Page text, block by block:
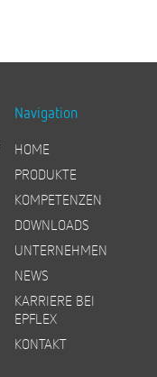
Navigation
HOME
PRODUKTE
KOMPETENZEN
DOWNLOADS
UNTERNEHMEN
NEWS
KARRIERE BEI
EPFLEX
KONTAKT